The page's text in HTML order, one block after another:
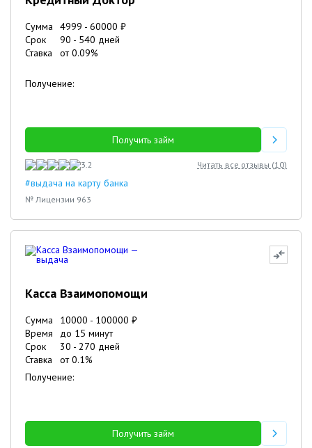
Сумма 4999 - 60000 ₽
Срок
90 - 540 дней
Ставка
от0.09%
Получение:
Получить займ
3.2 Читать все отзывы (10)
#выдача на карту банка
№ Лицензии 963
Касса Взаимопомощи
Сумма 10000 - 100000 ₽
Время
до 15 минут
Срок
30 - 270 дней
Ставка
от0.1%
Получение:
Получить займ